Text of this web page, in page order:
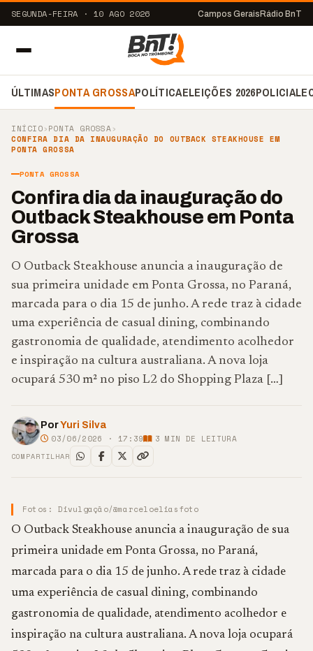
SEGUNDA-FEIRA · 10 AGO 2026 Campos Gerais Rádio BnT
ÚLTIMASPONTA GROSSAPOLÍTICAELEIÇÕES 2026POLICIAL
INÍCIO›PONTA GROSSA›
CONFIRA DIA DA INAUGURAÇÃO DO OUTBACK STEAKHOUSE EM
PONTA GROSSA
PONTA GROSSA
Confira dia da inauguração do
Outback Steakhouse em Ponta
Grossa
O Outback Steakhouse anuncia a inauguração de
sua primeira unidade em Ponta Grossa, no Paraná,
marcada para o dia 15 de junho. A rede traz à cidade
uma experiência de casual dining, combinando
gastronomia de qualidade, atendimento acolhedor
e inspiração na cultura australiana. A nova loja
ocupará 530 m² no piso L2 do Shopping Plaza […]
PorYuri Silva
03/06/2026 · 17:39 3 MIN DE LEITURA
COMPARTILHAR
Fotos: Divulgação/@marceloeliasfoto
O Outback Steakhouse anuncia a inauguração de sua
primeira unidade em Ponta Grossa, no Paraná,
marcada para o dia 15 de junho. A rede traz à cidade
uma experiência de casual dining, combinando
gastronomia de qualidade, atendimento acolhedor e
inspiração na cultura australiana. A nova loja ocupará